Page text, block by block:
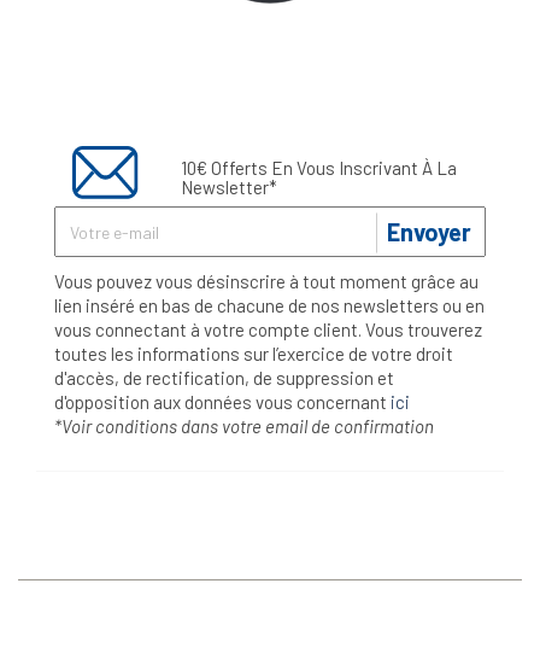
10€ Offerts En Vous Inscrivant À La
Newsletter*
Envoyer
Vous pouvez vous désinscrire à tout moment grâce au
lien inséré en bas de chacune de nos newsletters ou en
vous connectant à votre compte client. Vous trouverez
toutes les informations sur l’exercice de votre droit
d'accès, de rectification, de suppression et
d'opposition aux données vous concernant ici
*Voir conditions dans votre email de confirmation